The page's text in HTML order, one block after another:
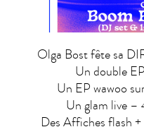
Olga Bost fête sa
Un double
Un EP wawoo
Un glam live –
Des Affiches flash